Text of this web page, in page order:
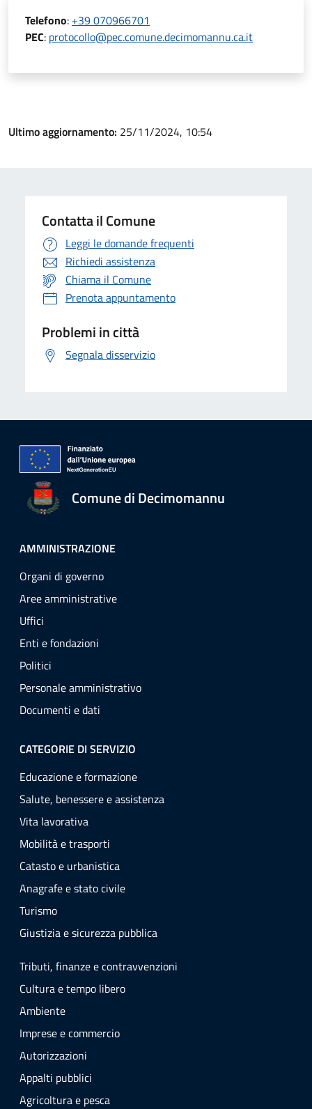
Telefono: +39 070966701
PEC: protocollo@pec.comune.decimomannu.ca.it
Ultimo aggiornamento: 25/11/2024, 10:54
Contatta il Comune
Leggi le domande frequenti
Richiedi assistenza
Chiama il Comune
Prenota appuntamento
Problemi in città
Segnala disservizio
Comune di Decimomannu
AMMINISTRAZIONE
Organi di governo
Aree amministrative
Uffici
Enti e fondazioni
Politici
Personale amministrativo
Documenti e dati
CATEGORIE DI SERVIZIO
Educazione e formazione
Salute, benessere e assistenza
Vita lavorativa
Mobilità e trasporti
Catasto e urbanistica
Anagrafe e stato civile
Turismo
Giustizia e sicurezza pubblica
Tributi, finanze e contravvenzioni
Cultura e tempo libero
Ambiente
Imprese e commercio
Autorizzazioni
Appalti pubblici
Agricoltura e pesca